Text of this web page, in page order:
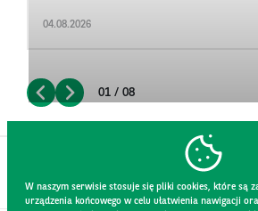
04.08.2026
01 / 08
W naszym serwisie stosuje się pliki cookies, które są
urządzenia końcowego w celu ułatwienia nawigacji